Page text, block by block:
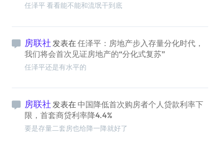
任泽平 看看能不能和流氓干到底
房联社 发表在 任泽平：房地产步入存量分化时代，
我们将会首次见证房地产的“分化式复苏”
任泽平还是有水平的
房联社 发表在 中国降低首次购房者个人贷款利率下
限，首套商贷利率降4.4%
要是存量二套房也给降一降就好了